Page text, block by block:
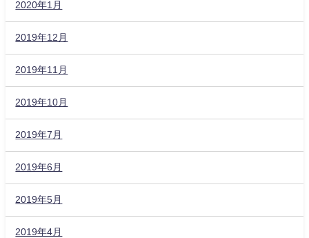
2020年1月
2019年12月
2019年11月
2019年10月
2019年7月
2019年6月
2019年5月
2019年4月